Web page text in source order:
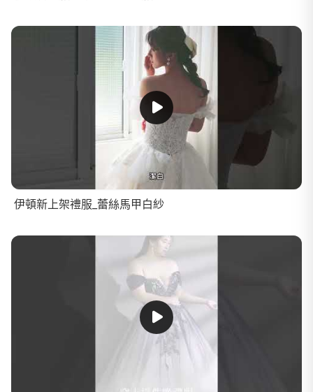
伊頓新上架禮服_蕾絲馬甲白紗